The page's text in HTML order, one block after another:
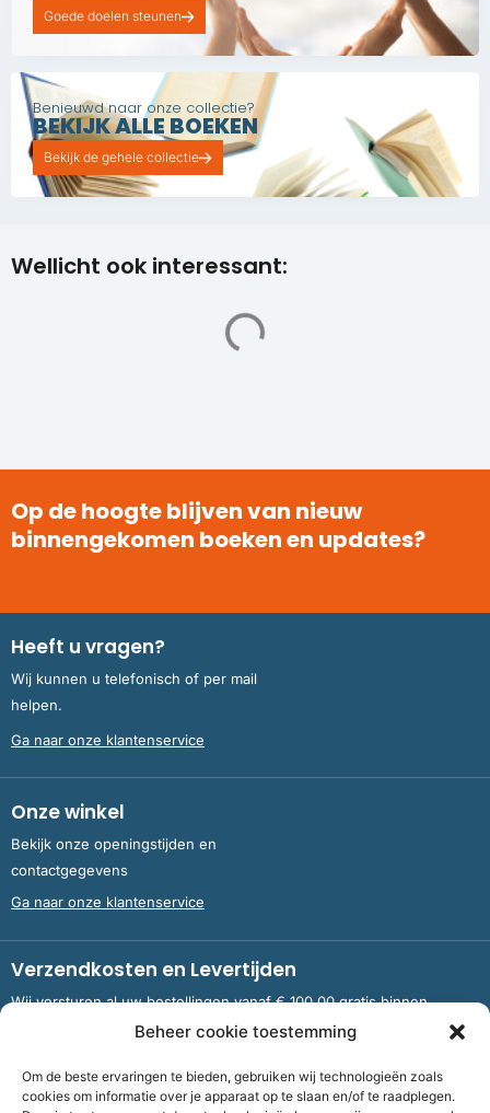
Beheer cookie toestemming
Om de beste ervaringen te bieden, gebruiken wij technologieën zoals
cookies om informatie over je apparaat op te slaan en/of te raadplegen.
Goede doelen steunen
Benieuwd naar onze collectie?
BEKIJK ALLE BOEKEN
Bekijk de gehele collectie
Wellicht ook interessant:
Op de hoogte blijven van nieuw
binnengekomen boeken en updates?
Heeft u vragen?
Wij kunnen u telefonisch of per mail
helpen.
Ga naar onze klantenservice
Onze winkel
Bekijk onze openingstijden en
contactgegevens
Ga naar onze klantenservice
Verzendkosten en Levertijden
Wij versturen al uw bestellingen vanaf € 100,00 gratis binnen
Nederland en België.
Meer informatie over verzendkosten en levertijden